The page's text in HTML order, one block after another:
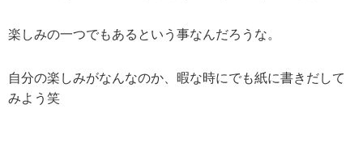
楽しみの一つでもあるという事なんだろうな。
自分の楽しみがなんなのか、暇な時にでも紙に書きだして
みよう笑